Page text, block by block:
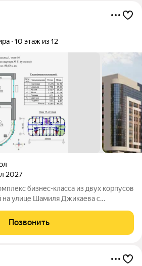
10 этаж из 12
2027
на улице Шамиля Джикаева с
Внешние стены толщиной 70 см
Позвонить